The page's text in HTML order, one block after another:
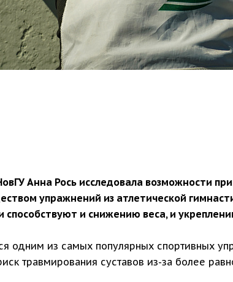
Анна Рось исследовала возможности
упражнений из атлетической
способствуют и снижению веса, и
одним из самых популярных спортивных
травмирования суставов из-за более